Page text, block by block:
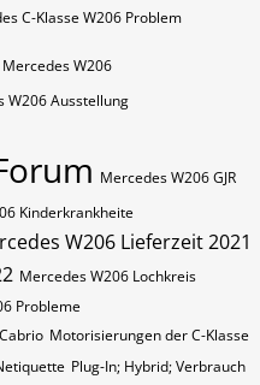
C-Klasse W206 Problem
Mercedes W206
W206 Ausstellung
Mercedes W206 GJR
Kinderkrankheite
W206 Lieferzeit 2021
Mercedes W206 Lochkreis
Probleme
Motorisierungen der C-Klasse
Plug-In; Hybrid; Verbrauch